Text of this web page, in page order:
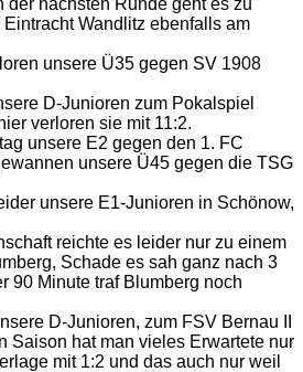
der nächsten Runde geht es zu
Wandlitz ebenfalls am
unsere Ü35 gegen SV 1908
D-Junioren zum Pokalspiel
verloren sie mit 11:2.
unsere E2 gegen den 1. FC
unsere Ü45 gegen die TSG
unsere E1-Junioren in Schönow,
reichte es leider nur zu einem
Schade es sah ganz nach 3
90 Minute traf Blumberg noch
D-Junioren, zum FSV Bernau II
Saison hat man vieles Erwartete nur
mit 1:2 und das auch nur weil